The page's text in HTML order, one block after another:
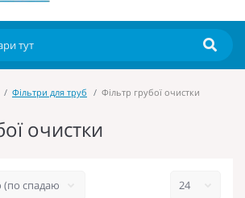
Фільтри для труб Фільтр грубої очистки
очистки